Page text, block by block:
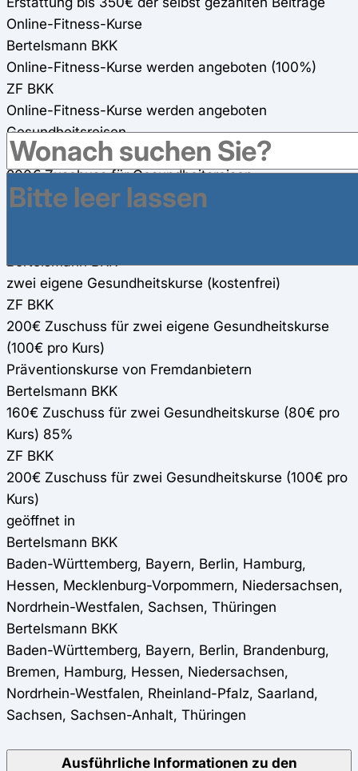
Online-Fitness-Kurse
Bertelsmann BKK
Online-Fitness-Kurse werden angeboten (100%)
ZF BKK
Online-Fitness-Kurse werden angeboten
Gesundheitsreisen
Bertelsmann BKK
200€ Zuschuss für Gesundheitsreisen
ZF BKK
Bertelsmann BKK
zwei eigene Gesundheitskurse (kostenfrei)
ZF BKK
200€ Zuschuss für zwei eigene Gesundheitskurse
(100€ pro Kurs)
Präventionskurse von Fremdanbietern
Bertelsmann BKK
160€ Zuschuss für zwei Gesundheitskurse (80€ pro
Kurs) 85%
ZF BKK
200€ Zuschuss für zwei Gesundheitskurse (100€ pro
Kurs)
geöffnet in
Bertelsmann BKK
Baden-Württemberg, Bayern, Berlin, Hamburg,
Hessen, Mecklenburg-Vorpommern, Niedersachsen,
Nordrhein-Westfalen, Sachsen, Thüringen
Bertelsmann BKK
Baden-Württemberg, Bayern, Berlin, Brandenburg,
Bremen, Hamburg, Hessen, Niedersachsen,
Nordrhein-Westfalen, Rheinland-Pfalz, Saarland,
Sachsen, Sachsen-Anhalt, Thüringen
Ausführliche Informationen zu den